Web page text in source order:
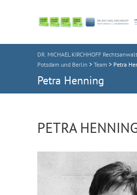
DR. MICHAEL KIRCHHOFF
Potsdam und Berlin > Team > Petra
Petra Henning
PETRA